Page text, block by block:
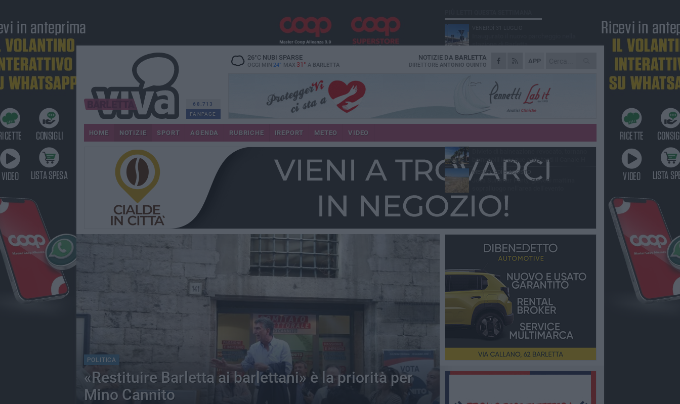
68.713
FANPAGE
26°CNUBI SPARSE
OGGI MIN 24° MAX 31° A BARLETTA
APP
NOTIZIE DA BARLETTA
DIRETTORE ANTONIO QUINTO
HOME NOTIZIE SPORT AGENDA RUBRICHE IREPORT METEO VIDEO
POLITICA
«Restituire Barletta ai barlettani» è la priorità per
Mino Cannito
stazione di Barletta
MERCOLEDÌ 5 AGOSTO
Barletta piange Gioacchino Dagnello:
GIOVEDÌ 30 LUGLIO
Rapina all'Ipercoop di Barletta: nel mirino la
gioielleria, banditi in fuga
DOMENICA 2 AGOSTO
Beni confiscati alla mafia. Nasce il servizio
VENERDÌ 31 LUGLIO
balneabili le acque antistanti il Canale H
MERCOLEDÌ 5 AGOSTO
Jova Summer Party, giovedì mattina